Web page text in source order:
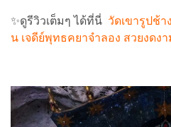
✨ดูรีวิวเต็มๆ ได้ที่นี่ วัดเขารูปช้า
น เจดีย์พุทธคยาจำลอง สวยงดงา